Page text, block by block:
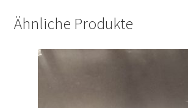
Ähnliche Produkte